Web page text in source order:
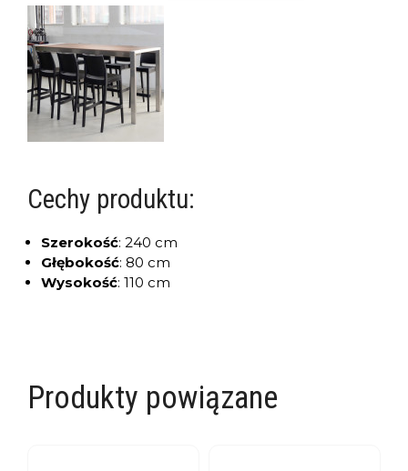
Cechy produktu:
Szerokość: 240 cm
Głębokość: 80 cm
Wysokość: 110 cm
Produkty powiązane